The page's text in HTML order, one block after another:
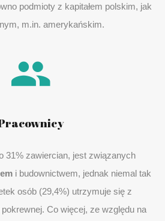
podmioty z kapitałem polskim, jak
m.in. amerykańskim.
31% zawiercian, jest związanych
i budownictwem, jednak niemal tak
osób (29,4%) utrzymuje się z
pokrewnej. Co więcej, ze względu na